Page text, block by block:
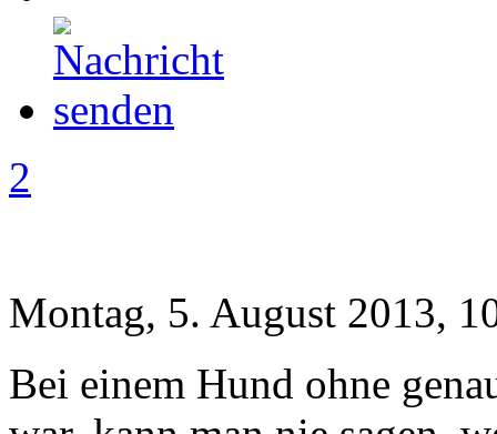
2
Montag, 5. August 2013,
Bei einem Hund ohne